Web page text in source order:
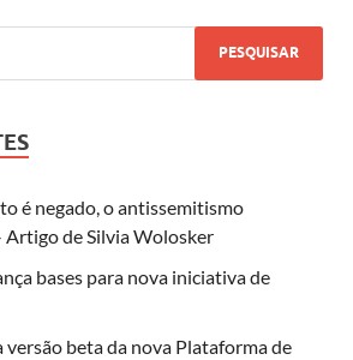
é negado, o antissemitismo
de Silvia Wolosker
bases para nova iniciativa de
beta da nova Plataforma de